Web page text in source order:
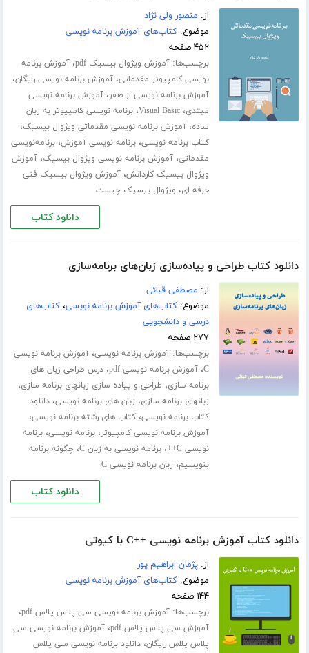
از: منصور ولی نژاد
موضوع:کتاب‌های آموزش برنامه نویسی
۴۵۲ صفحه
برچسب‌ها:آموزش ویژوال بیسیک pdf ،آموزش برنامه
نویسی کامپیوتر مقدماتی،آموزش برنامه نویسی رایگان،
آموزش برنامه نویسی از صفر،آموزش برنامه نویسی
مبتدی،Visual Basic،برنامه نویسی کامپیوتر به زبان
ساده،آموزش برنامه نویسی مقدماتی ویژوال بیسیک،
کتاب برنامه نویسی،برنامه نویسی آموزش،برنامه‌نویسی
مقدماتی،آموزش برنامه نویسی ویژوال بیسیک،آموزش
ویژوال بیسیک کاردانش،آموزش ویژوال بیسیک فنی
حرفه ای، ویژوال بیسیک چیست
دانلود کتاب
دانلود کتاب طراحی و پیاده‌سازی زبان‌های برنامه‌سازی
از: مصطفی قبائی
موضوع:کتاب‌های آموزش برنامه نویسی،کتاب‌های
درسی و دانشجویی
۲۷۷ صفحه
برچسب‌ها:آموزش برنامه نویسی،آموزش برنامه نویسی
C،آموزش برنامه نویسی pdf ،درس طراحی زبان های
برنامه سازی، طراحی و پیاده سازی زبانهای برنامه سازی،
زبانهای برنامه سازی، زبان های برنامه نویسی،دانلود
کتاب برنامه نویسی،کتاب های رشته برنامه نویسی،
آموزش برنامه نویسی کامپیوتر،برنامه نویسی،برنامه
نویسی C++
،برنامه نویسی به زبان C ، چگونه برنامه
بنویسیم، زبان برنامه نویسی C
دانلود کتاب
دانلود کتاب آموزش برنامه نویسی ++C با کیوتی
از:پژمان ابراهیم پور
موضوع:کتاب‌های آموزش برنامه نویسی
۱۴۴ صفحه
برچسب‌ها:آموزش برنامه نویسی سی پلاس پلاس pdf ،
آموزش سی پلاس پلاس pdf ،آموزش برنامه نویسی سی
پلاس پلاس رایگان،دانلود برنامه نویسی سی پلاس